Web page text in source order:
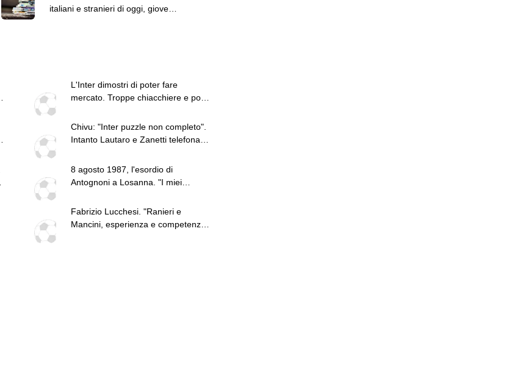
italiani e stranieri di oggi, giovedì
L'Inter dimostri di poter fare
mercato. Troppe chiacchiere e pochi
superiore a tutte le altre a
prescindere. Juve, il portiere può
Chivu: "Inter puzzle non completo".
Intanto Lautaro e Zanetti telefonano
8 agosto 1987, l'esordio di
Antognoni a Losanna. "I miei
Fabrizio Lucchesi. "Ranieri e
Mancini, esperienza e competenza